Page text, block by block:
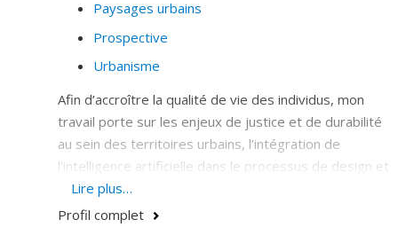
Paysages urbains
Prospective
Urbanisme
Afin d’accroître la qualité de vie des individus, mon
travail porte sur les enjeux de justice et de durabilité
au sein des territoires urbains, l’intégration de
l’intelligence artificielle dans le processus de design et
d’aménagement, et le développement d’une
démocratie interactive au service des citoyennes et
Lire plus…
Profil complet